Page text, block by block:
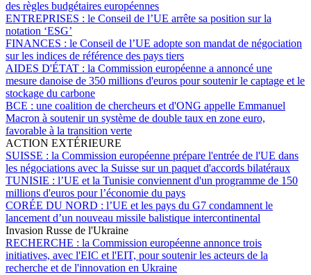
des règles budgétaires européennes
ENTREPRISES : le Conseil de l’UE arrête sa position sur la
notation ‘ESG’
FINANCES : le Conseil de l’UE adopte son mandat de négociation
sur les indices de référence des pays tiers
AIDES D'ÉTAT : la Commission européenne a annoncé une
mesure danoise de 350 millions d'euros pour soutenir le captage et le
stockage du carbone
BCE : une coalition de chercheurs et d'ONG appelle Emmanuel
Macron à soutenir un système de double taux en zone euro,
favorable à la transition verte
ACTION EXTÉRIEURE
SUISSE : la Commission européenne prépare l'entrée de l'UE dans
les négociations avec la Suisse sur un paquet d'accords bilatéraux
TUNISIE : l’UE et la Tunisie conviennent d'un programme de 150
millions d'euros pour l’économie du pays
CORÉE DU NORD : l’UE et les pays du G7 condamnent le
lancement d’un nouveau missile balistique intercontinental
Invasion Russe de l'Ukraine
RECHERCHE : la Commission européenne annonce trois
initiatives, avec l'EIC et l'EIT, pour soutenir les acteurs de la
recherche et de l'innovation en Ukraine